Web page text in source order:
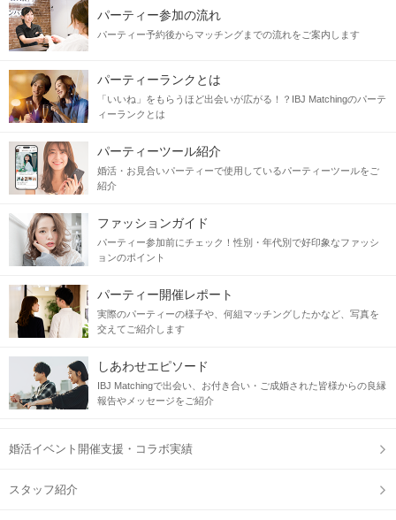
パーティー参加の流れ
パーティー予約後からマッチングまでの流れをご案内します
パーティーランクとは
「いいね」をもらうほど出会いが広がる！？IBJ Matchingのパーテ
ィーランクとは
パーティーツール紹介
婚活・お見合いパーティーで使用しているパーティーツールをご
紹介
ファッションガイド
パーティー参加前にチェック！性別・年代別で好印象なファッシ
ョンのポイント
パーティー開催レポート
実際のパーティーの様子や、何組マッチングしたかなど、写真を
交えてご紹介します
しあわせエピソード
IBJ Matchingで出会い、お付き合い・ご成婚された皆様からの良縁
報告やメッセージをご紹介
婚活イベント開催支援・コラボ実績
スタッフ紹介